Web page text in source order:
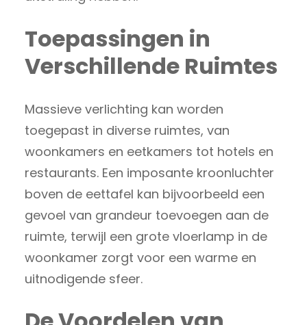
Toepassingen in
Verschillende Ruimtes
Massieve verlichting kan worden
toegepast in diverse ruimtes, van
woonkamers en eetkamers tot hotels en
restaurants. Een imposante kroonluchter
boven de eettafel kan bijvoorbeeld een
gevoel van grandeur toevoegen aan de
ruimte, terwijl een grote vloerlamp in de
woonkamer zorgt voor een warme en
uitnodigende sfeer.